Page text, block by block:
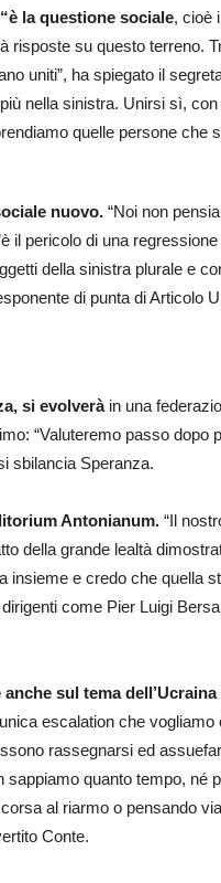
la questione sociale, cioè
risposte su questo terreno.
uniti”, ha spiegato il
nella sinistra. Unirsi sì,
quelle persone che
nuovo. “Noi non
il pericolo di una
della sinistra plurale e
di punta di Articolo
si evolverà in una
“Valuteremo passo dopo
sbilancia Speranza.
Antonianum. “Il
della grande lealtà
insieme e credo che quella
come Pier Luigi
sul tema
escalation che vogliamo
rassegnarsi ed
sappiamo quanto tempo, né
al riarmo o pensando
Conte.